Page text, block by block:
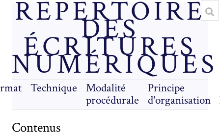
RÉPERTOIRE
DES
ÉCRITURES
NUMÉRIQUES
Technique
Modalité
procédurale
Principe
d'organisation
Contenus